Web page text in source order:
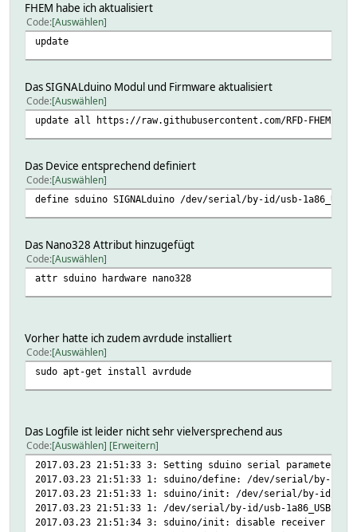
FHEM habe ich aktualisiert
Code Auswählen
update
Das SIGNALduino Modul und Firmware aktualisiert
Code Auswählen
update all https://raw.githubusercontent.com/RFD-FHEM/
Das Device entsprechend definiert
Code Auswählen
define sduino SIGNALduino /dev/serial/by-id/usb-
Das Nano328 Attribut hinzugefügt
Code Auswählen
attr sduino hardware nano328
Vorher hatte ich zudem avrdude installiert
Code Auswählen
sudo apt-get install avrdude
Das Logfile ist leider nicht sehr vielversprechend aus
Code Auswählen Erweitern
2017.03.23 21:51:33 3: Setting sduino serial parameters
2017.03.23 21:51:33 1: sduino/define: /dev/serial/by-id/
2017.03.23 21:51:33 1: sduino/init: /dev/serial/by-id/usb-
2017.03.23 21:51:33 1: /dev/serial/by-id/usb-
2017.03.23 21:51:34 3: sduino/init: disable receiver (XQ)